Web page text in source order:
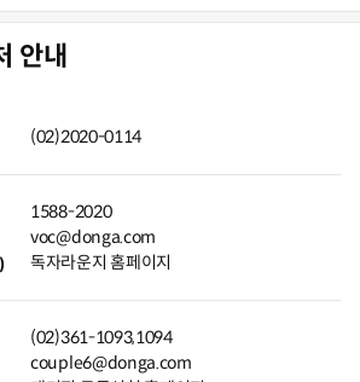
안내
(02)2020-0114
1588-2020
voc@donga.com
독자라운지 홈페이지
(02)361-1093,1094
couple6@donga.com